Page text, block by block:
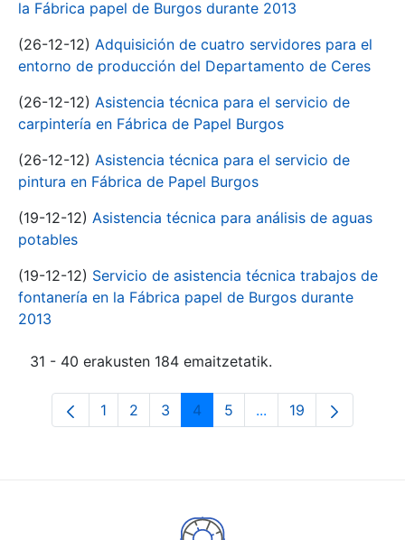
la Fábrica papel de Burgos durante 2013
(26-12-12) Adquisición de cuatro servidores para el
entorno de producción del Departamento de Ceres
(26-12-12) Asistencia técnica para el servicio de
carpintería en Fábrica de Papel Burgos
(26-12-12) Asistencia técnica para el servicio de
pintura en Fábrica de Papel Burgos
(19-12-12) Asistencia técnica para análisis de aguas
potables
(19-12-12) Servicio de asistencia técnica trabajos de
fontanería en la Fábrica papel de Burgos durante
2013
31 - 40 erakusten 184 emaitzetatik.
Orrialdea
1 Orrialdea
2 Orrialdea
3 Orrialdea
4 Orrialdea
5 ...Intermediate Pages
Orrialdea
19